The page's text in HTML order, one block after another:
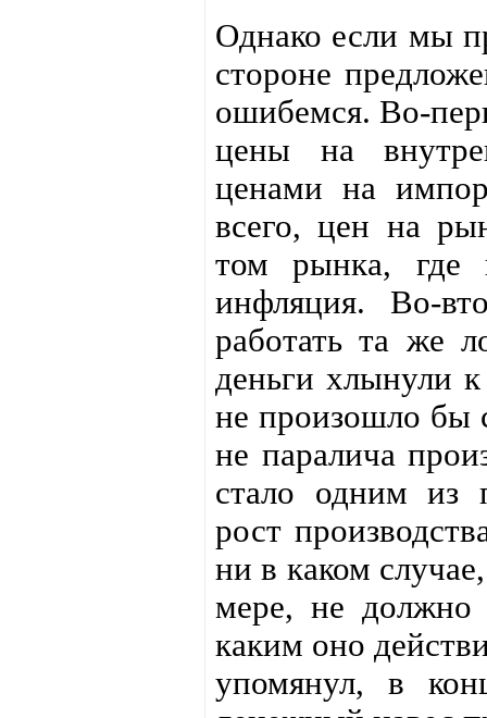
Однако если мы
стороне
ошибемся. Во-
цены на
ценами на
всего, цен на
том рынка, где
инфляция. Во-
работать та же
деньги хлынули
не произошло бы
не паралича
стало одним из
рост
ни в каком
мере, не должно
каким оно
упомянул, в